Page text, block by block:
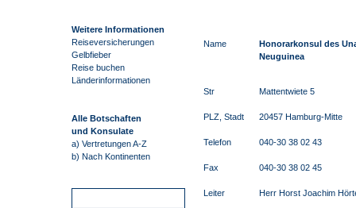
Weitere Informationen
Reiseversicherungen
Gelbfieber
Reise buchen
Länderinformationen
Alle Botschaften
und Konsulate
a) Vertretungen A-Z
b) Nach Kontinenten
Name
Honorarkonsul des
Neuguinea
Str Mattentwiete 5
PLZ, Stadt 20457 Hamburg-Mitte
Telefon 040-30 38 02 43
Fax 040-30 38 02 45
Leiter Herr Horst Joachim